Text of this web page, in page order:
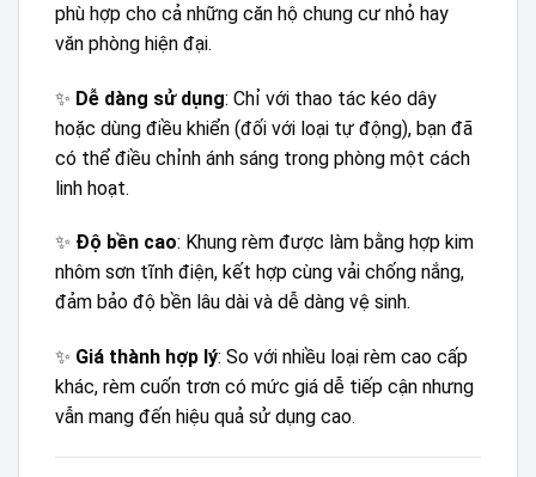
phù hợp cho cả những căn hộ chung cư nhỏ hay
văn phòng hiện đại.
✨ Dễ dàng sử dụng: Chỉ với thao tác kéo dây
hoặc dùng điều khiển (đối với loại tự động), bạn đã
có thể điều chỉnh ánh sáng trong phòng một cách
linh hoạt.
✨ Độ bền cao: Khung rèm được làm bằng hợp kim
nhôm sơn tĩnh điện, kết hợp cùng vải chống nắng,
đảm bảo độ bền lâu dài và dễ dàng vệ sinh.
✨ Giá thành hợp lý: So với nhiều loại rèm cao cấp
khác, rèm cuốn trơn có mức giá dễ tiếp cận nhưng
vẫn mang đến hiệu quả sử dụng cao.